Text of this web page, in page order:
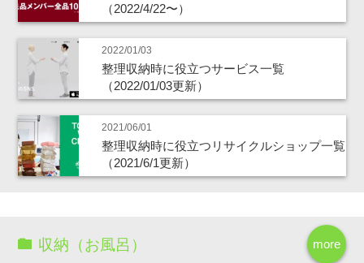
（2022/4/22〜）
2022/01/03
整理収納時に役立つサービス一覧
（2022/01/03更新）
2021/06/01
整理収納時に役立つリサイクルショップ一覧
（2021/6/1更新）
more
収納（お風呂）